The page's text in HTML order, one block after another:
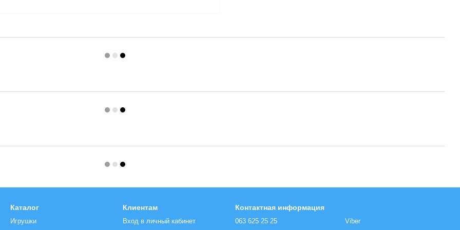
Каталог
Игрушки
Клиентам
Вход в личный кабинет
Контактная информация
063 625 25 25 Viber